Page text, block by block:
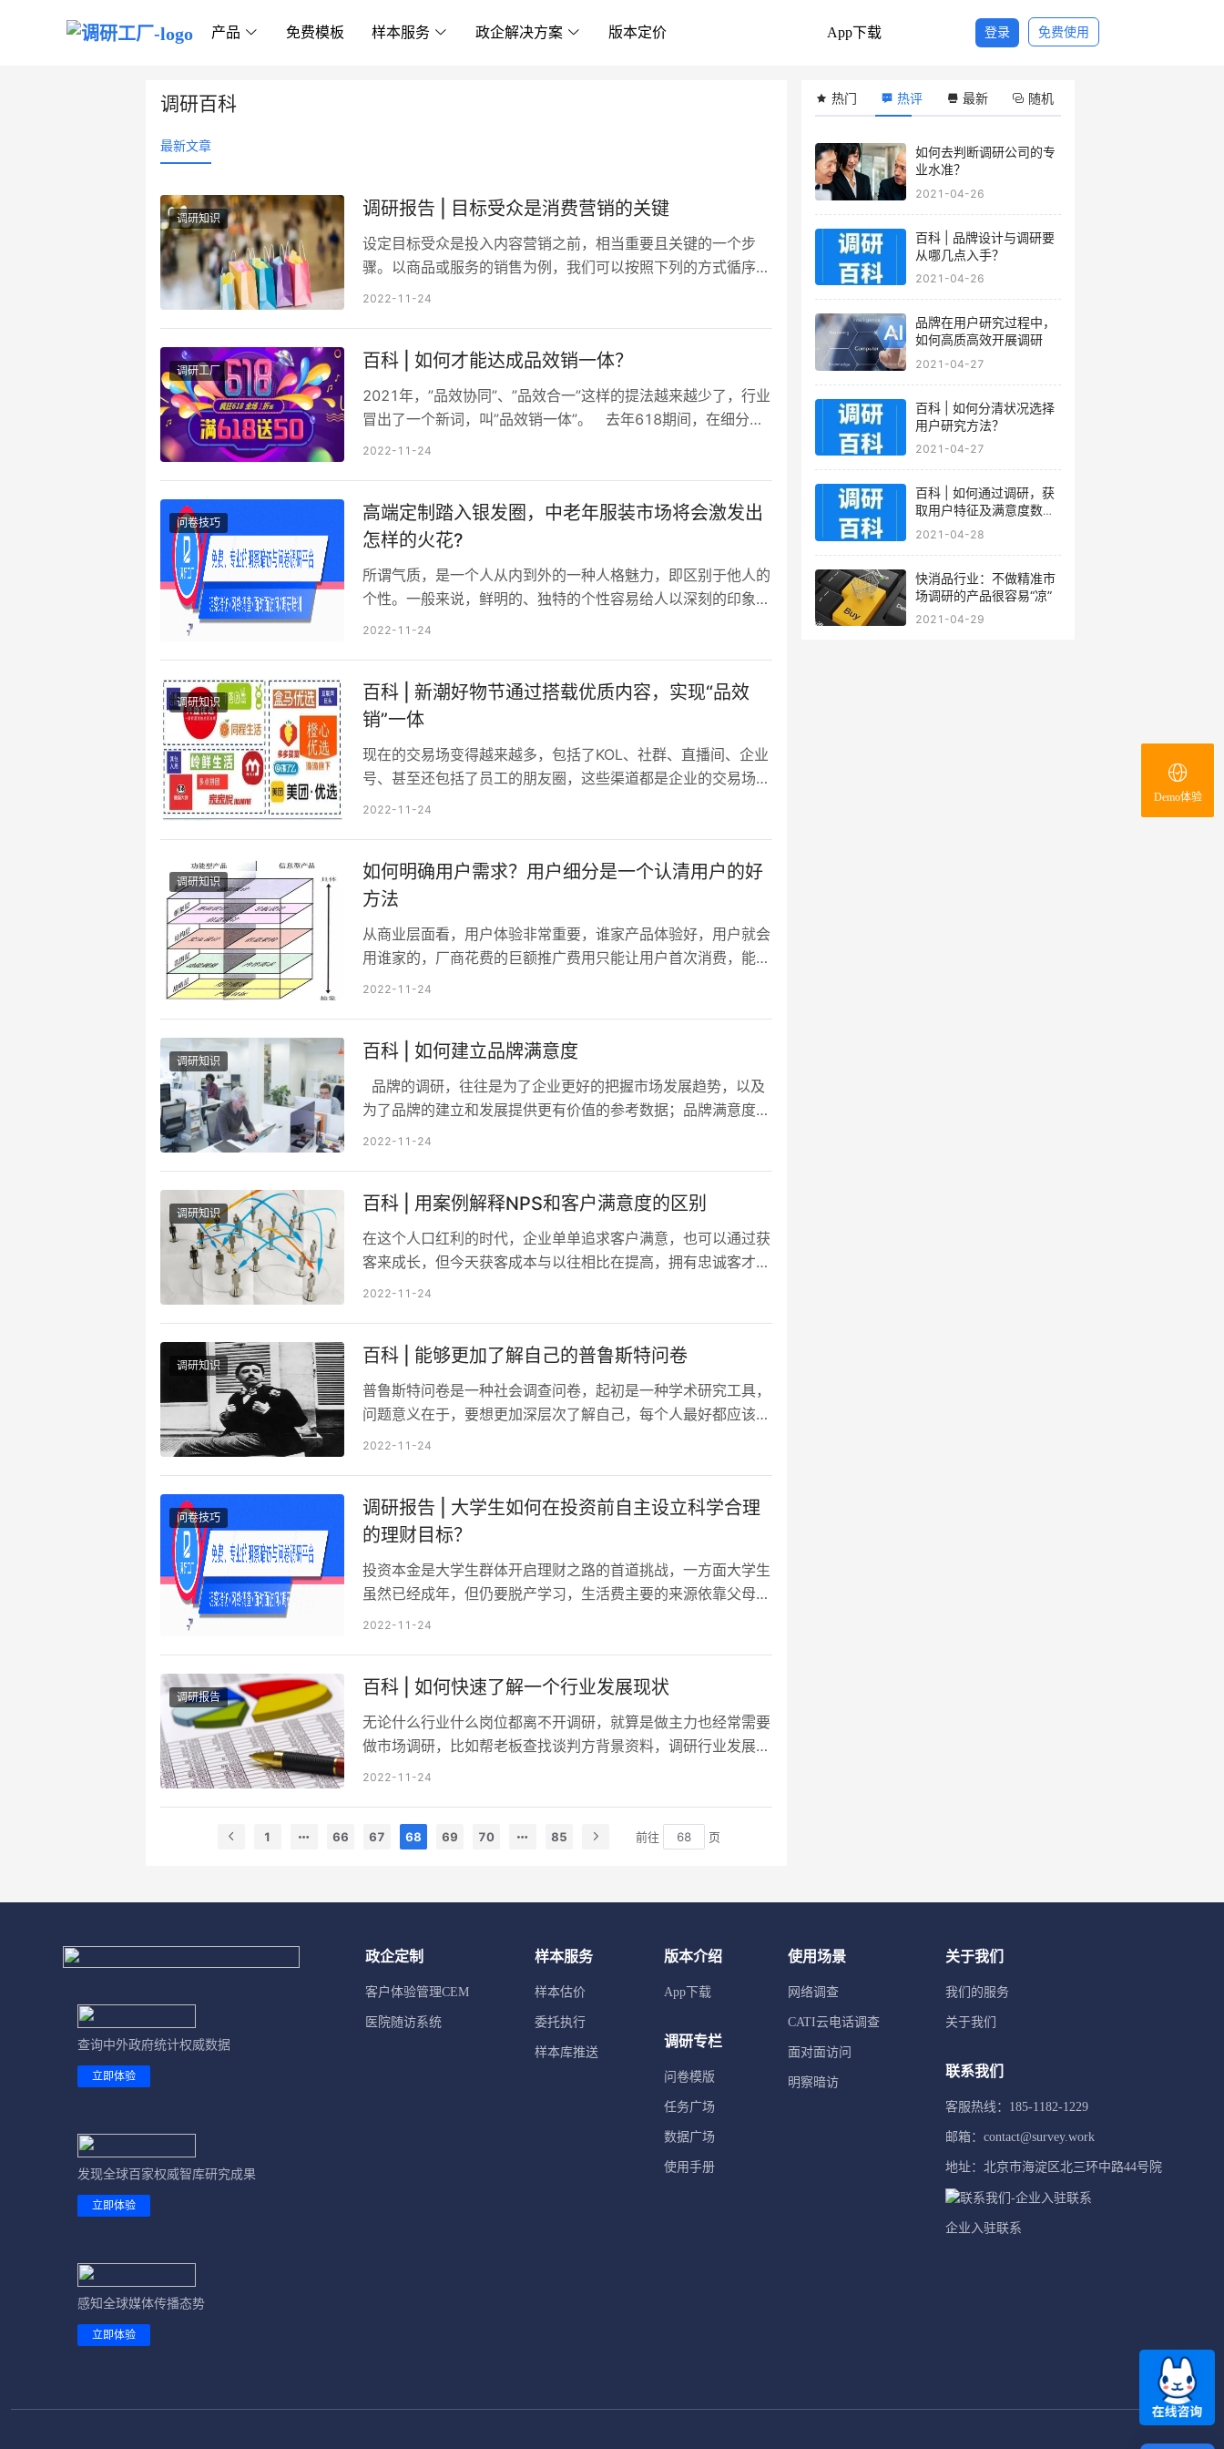
产品 免费模板 样本服务 政企解决方案 版本定价 App下载 登录 免费使用
调研百科
最新文章
调研知识 调研报告 | 目标受众是消费营销的关键
设定目标受众是投入内容营销之前，相当重要且关键的一个步
骤。以商品或服务的销售为例，我们可以按照下列的方式循序渐
进来进行设定： 哪些客群会对我们所销售的商品、服务感兴
客群带来哪些具体的利益或好处呢？ 消费市场平稳发展，互联
网成为必要购买渠道，大促带动…
2022-11-24
调研工厂 百科 | 如何才能达成品效销一体？
2021年，”品效协同”、”品效合一”这样的提法越来越少了，行业
冒出了一个新词，叫”品效销一体”。 去年618期间，在细分品
类里占据第一位的新品牌大约20个，而今年的618，这个数字已
2022-11-24
问卷技巧
高端定制踏入银发圈，中老年服装市场将会激发出
怎样的火花?
所谓气质，是一个人从内到外的一种人格魅力，即区别于他人的
个性。一般来说，鲜明的、独特的个性容易给人以深刻的印象，
而平淡的个性则难给人留下什么印象。一个人只有拥有自己独特
以往的穿衣风格，并用自己独有的见解，重新诠释时下热门单
品。审美是需要三代的更…
2022-11-24
调研知识
百科 | 新潮好物节通过搭载优质内容，实现“品效
销”一体
现在的交易场变得越来越多，包括了KOL、社群、直播间、企业
号、甚至还包括了员工的朋友圈，这些渠道都是企业的交易场，
他们都可以为企业卖货。 线上的全渠道经营给”品效销一体化”带
2022-11-24
调研知识
如何明确用户需求？用户细分是一个认清用户的好
方法
从商业层面看，用户体验非常重要，谁家产品体验好，用户就会
用谁家的，厂商花费的巨额推广费用只能让用户首次消费，能促
进二次甚至多次消费的还是良好的用户体验。 一. 产品用户体验
10%。 2. 提升效率或降低犯错率：对于企业办公类产品，节省
时间就是节省…
2022-11-24
调研知识 百科 | 如何建立品牌满意度
品牌的调研，往往是为了企业更好的把握市场发展趋势，以及
为了品牌的建立和发展提供更有价值的参考数据；品牌满意度是
指顾客对品牌的满意程度评价，提升顾客满意度是做品牌的一个
期相比较后形成的愉悦或失望的状态。根据不同的感受状态可分
为：不满…
2022-11-24
调研知识 百科 | 用案例解释NPS和客户满意度的区别
在这个人口红利的时代，企业单单追求客户满意，也可以通过获
客来成长，但今天获客成本与以往相比在提高，拥有忠诚客才是
企业恒久的成长动能。 想要培养忠诚的客户，不只是需要达到
解释了为什么近年市场上好多家企业设体验部、导入NPS、做迭
代优化的原因。 随着顾…
2022-11-24
调研知识 百科 | 能够更加了解自己的普鲁斯特问卷
普鲁斯特问卷是一种社会调查问卷，起初是一种学术研究工具，
问题意义在于，要想更加深层次了解自己，每个人最好都应该思
考问卷里的36个问题。十九世纪欧洲有很多搞社会学、人类学
问卷并不是他发明的，甚至在他出生前就已经存在了，此类问卷
因为他的两次回答而声闻于…
2022-11-24
问卷技巧
调研报告 | 大学生如何在投资前自主设立科学合理
的理财目标？
投资本金是大学生群体开启理财之路的首道挑战，一方面大学生
虽然已经成年，但仍要脱产学习，生活费主要的来源依靠父母；
另一方面，大学生即使可以通过打工增加收入，但收入较为有
通过实习兼职的方式获取收入，补充投资本金。报告显示，58%
的硕士在读生通过实习兼…
2022-11-24
调研报告 百科 | 如何快速了解一个行业发展现状
无论什么行业什么岗位都离不开调研，就算是做主力也经常需要
做市场调研，比如帮老板查找谈判方背景资料，调研行业发展现
状，或者替自己看看这个行业值不值得做。 市场调研通常包括
调研方向，那么边界就会拓展很宽。虽然每个信息都很有质量，
2022-11-24
1 66 67 68 69 70 85 前往 页
热门 热评 最新 随机
如何去判断调研公司的专
业水准？
2021-04-26
百科 | 品牌设计与调研要
从哪几点入手？
2021-04-26
品牌在用户研究过程中，
如何高质高效开展调研
2021-04-27
百科 | 如何分清状况选择
用户研究方法？
2021-04-27
百科 | 如何通过调研，获
取用户特征及满意度数
据？
2021-04-28
快消品行业：不做精准市
场调研的产品很容易“凉”
2021-04-29
Demo体验
查询中外政府统计权威数据
立即体验
发现全球百家权威智库研究成果
立即体验
感知全球媒体传播态势
立即体验
政企定制
客户体验管理CEM
医院随访系统
样本服务
样本估价
委托执行
样本库推送
版本介绍
App下载
调研专栏
问卷模版
任务广场
数据广场
使用手册
使用场景
网络调查
CATI云电话调查
面对面访问
明察暗访
关于我们
我们的服务
关于我们
联系我们
客服热线：185-1182-1229
邮箱：contact@survey.work
地址：北京市海淀区北三环中路44号院
企业入驻联系